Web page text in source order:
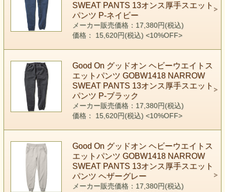
SWEAT PANTS 13オンス厚手スエット
パンツ P-ネイビー
メーカー販売価格：17,380円(税込)
価格： 15,620円(税込) <10%OFF>
Good On グッドオン ヘビーウエイトス
エットパンツ GOBW1418 NARROW
SWEAT PANTS 13オンス厚手スエット
パンツ P-ブラック
メーカー販売価格：17,380円(税込)
価格： 15,620円(税込) <10%OFF>
Good On グッドオン ヘビーウエイトス
エットパンツ GOBW1418 NARROW
SWEAT PANTS 13オンス厚手スエット
パンツ ヘザーグレー
メーカー販売価格：17,380円(税込)